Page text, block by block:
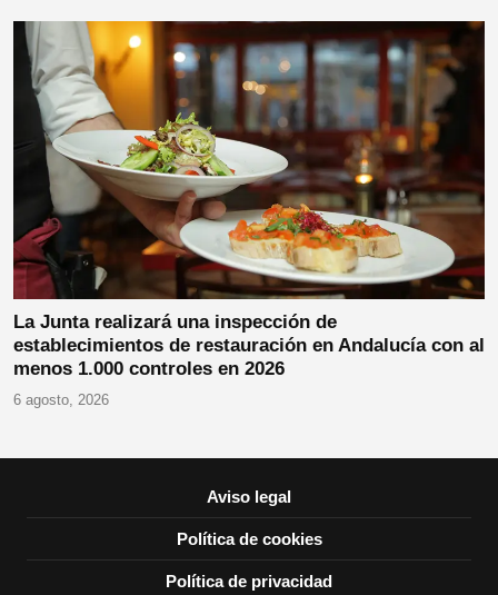
La Junta realizará una inspección de
establecimientos de restauración en Andalucía con al
menos 1.000 controles en 2026
6 agosto, 2026
Aviso legal
Política de cookies
Política de privacidad